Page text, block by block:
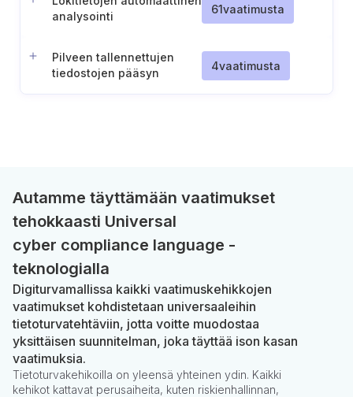
analysointi
61vaatimusta
Pilveen tallennettujen
tiedostojen pääsyn
4vaatimusta
Autamme täyttämään vaatimukset
tehokkaasti Universal
cyber compliance language -
teknologialla
Digiturvamallissa kaikki vaatimuskehikkojen
vaatimukset kohdistetaan universaaleihin
tietoturvatehtäviin, jotta voitte muodostaa
yksittäisen suunnitelman, joka täyttää ison kasan
vaatimuksia.
Tietoturvakehikoilla on yleensä yhteinen ydin. Kaikki
kehikot kattavat perusaiheita, kuten riskienhallinnan,